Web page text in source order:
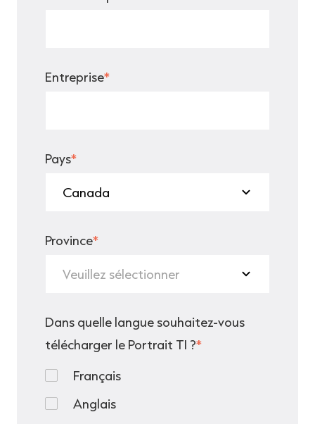
Entreprise*
Pays*
Province*
Dans quelle langue souhaitez-vous
télécharger le Portrait TI ?*
Français
Anglais